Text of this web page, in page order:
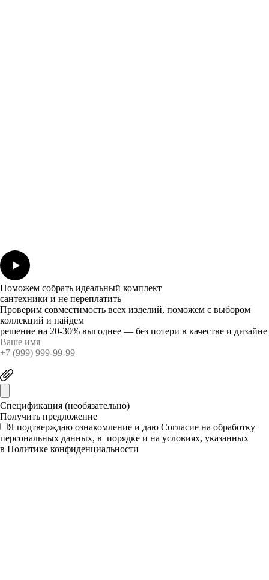
Поможем собрать идеальный комплект
сантехники и не переплатить
Проверим совместимость всех изделий, поможем с выбором
коллекций и найдем
решение на 20-30% выгоднее — без потери в качестве и дизайне
Спецификация (необязательно)
Я подтверждаю ознакомление и даю Согласие на обработку
персональных данных, в порядке и на условиях, указанных
в Политике конфиденциальности